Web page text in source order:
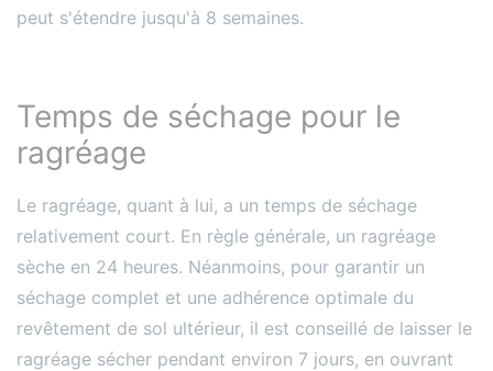
peut s'étendre jusqu'à 8 semaines​​.
Temps de séchage pour le
ragréage
Le ragréage, quant à lui, a un temps de séchage
relativement court. En règle générale, un ragréage
sèche en 24 heures. Néanmoins, pour garantir un
séchage complet et une adhérence optimale du
revêtement de sol ultérieur, il est conseillé de laisser le
ragréage sécher pendant environ 7 jours, en ouvrant